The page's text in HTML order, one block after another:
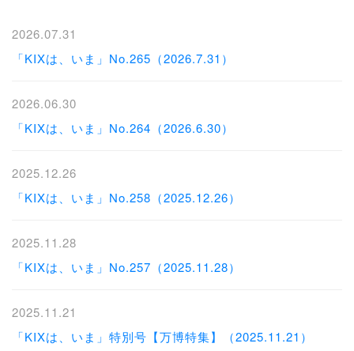
2026.07.31
「KIXは、いま」No.265（2026.7.31）
2026.06.30
「KIXは、いま」No.264（2026.6.30）
2025.12.26
「KIXは、いま」No.258（2025.12.26）
2025.11.28
「KIXは、いま」No.257（2025.11.28）
2025.11.21
「KIXは、いま」特別号【万博特集】（2025.11.21）